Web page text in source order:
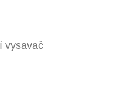
vysavač